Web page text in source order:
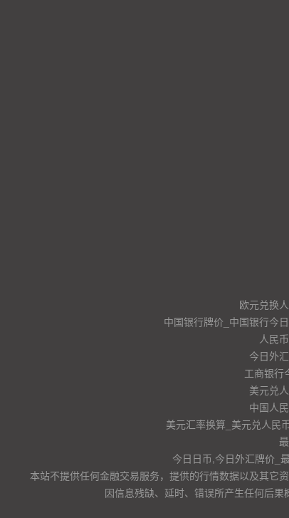
欧元兑换
中国银行牌价_中国银行今
人民
今日外
工商银行
美元兑
中国人
美元汇率换算_美元兑人民
今日日币,今日外汇牌价_
本站不提供任何金融交易服务，提供的行情数据以及其它
因信息残缺、延时、错误所产生任何后果